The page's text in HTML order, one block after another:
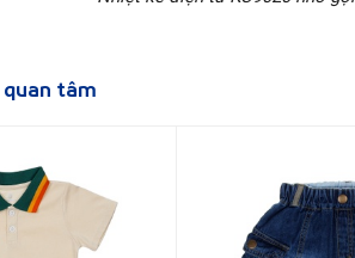
quan tâm